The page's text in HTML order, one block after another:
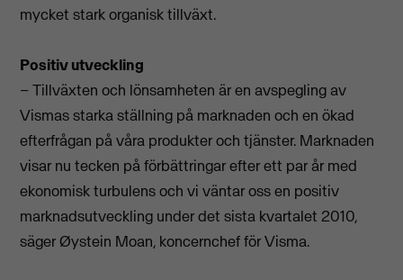
mycket stark organisk tillväxt.
Positiv utveckling
– Tillväxten och lönsamheten är en avspegling av
Vismas starka ställning på marknaden och en ökad
efterfrågan på våra produkter och tjänster. Marknaden
visar nu tecken på förbättringar efter ett par år med
ekonomisk turbulens och vi väntar oss en positiv
marknadsutveckling under det sista kvartalet 2010,
säger Øystein Moan, koncernchef för Visma.